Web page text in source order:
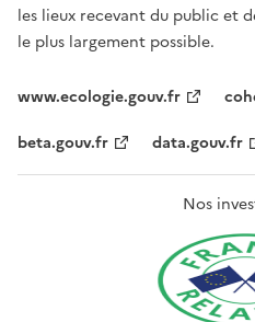
les lieux recevant du public et
le plus largement possible.
www.ecologie.gouv.fr
beta.gouv.fr
data.gouv.fr
Nos